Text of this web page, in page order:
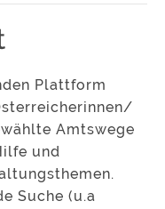
Plattform
Amtswege
und
Suche (u.a